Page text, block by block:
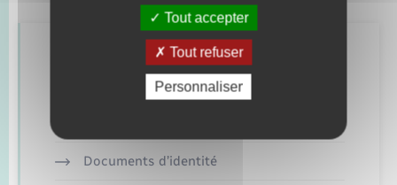
Retrouvez aussi
Documents d’identité
Tout accepter
Tout refuser
Personnaliser